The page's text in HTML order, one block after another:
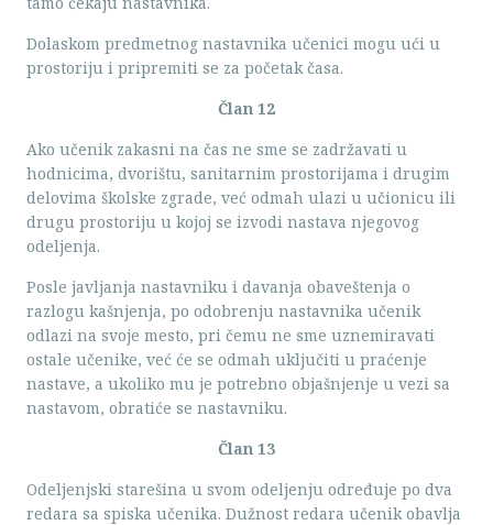
Dolaskom predmetnog nastavnika učenici mogu ući u
prostoriju i pripremiti se za početak časa.
Član 12
Ako učenik zakasni na čas ne sme se zadržavati u
hodnicima, dvorištu, sanitarnim prostorijama i drugim
delovima školske zgrade, već odmah ulazi u učionicu ili
drugu prostoriju u kojoj se izvodi nastava njegovog
odeljenja.
Posle javljanja nastavniku i davanja obaveštenja o
razlogu kašnjenja, po odobrenju nastavnika učenik
odlazi na svoje mesto, pri čemu ne sme uznemiravati
ostale učenike, već će se odmah uključiti u praćenje
nastave, a ukoliko mu je potrebno objašnjenje u vezi sa
nastavom, obratiće se nastavniku.
Član 13
Odeljenjski starešina u svom odeljenju određuje po dva
redara sa spiska učenika. Dužnost redara učenik obavlja